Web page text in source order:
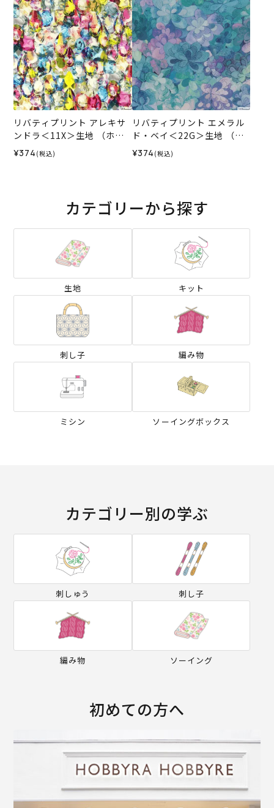
リバティプリント アレキサ
ンドラ＜11X＞生地 （ホビ
ーラホビーレオリジナル）2
025AW
¥374 (税込)
リバティプリント エメラル
ド・ベイ＜22G＞生地 （ホ
ビーラホビーレオリジナ
ル）2026SS
¥374 (税込)
カテゴリーから探す
生地 キット
刺し子 編み物
ミシン ソーイングボックス
カテゴリー別の学ぶ
刺しゅう 刺し子
編み物 ソーイング
初めての方へ